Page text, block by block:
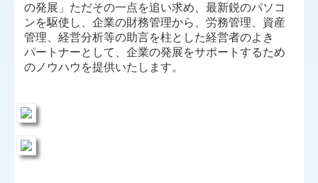
関与先向け融資商品ご紹介
経営者お役立ち情報
社会福祉法人向け資料
TKCシステムQ&A
の発展」ただその一点を追い求め、最新鋭のパソコ
ンを駆使し、企業の財務管理から、労務管理、資産
管理、経営分析等の助言を柱とした経営者のよき
パートナーとして、企業の発展をサポートするため
のノウハウを提供いたします。